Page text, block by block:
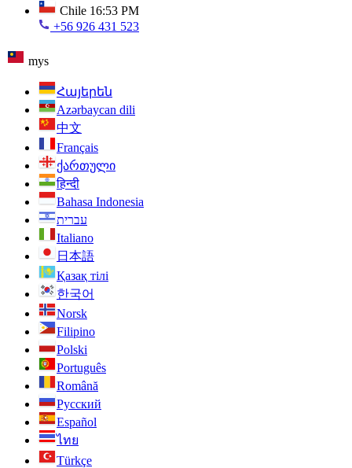
Chile 16:53 PM
+56 926 431 523
mys
Հայերեն
Azərbaycan dili
中文
Français
ქართული
हिन्दी
Bahasa Indonesia
עברית
Italiano
日本語
Қазақ тілі
한국어
Norsk
Filipino
Polski
Português
Română
Русский
Español
ไทย
Türkçe